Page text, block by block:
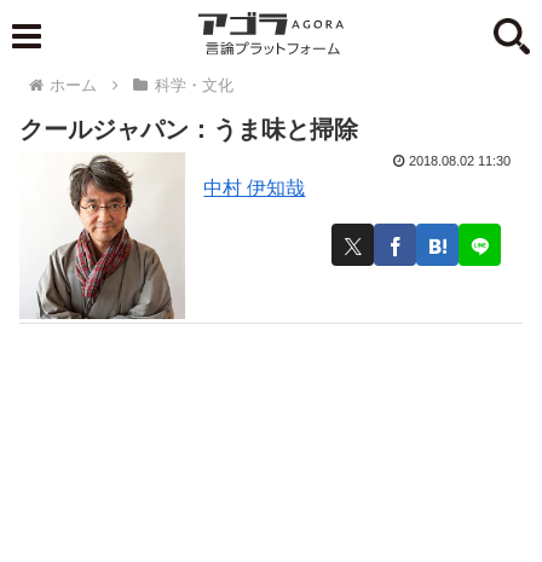
ホーム 科学・文化
クールジャパン：うま味と掃除
中村 伊知哉
2018.08.02 11:30